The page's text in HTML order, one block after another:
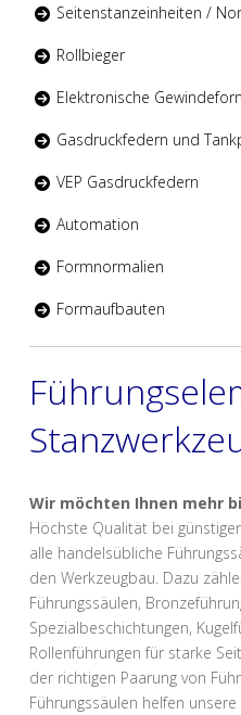
Seitenstanzeinheiten /
Rollbieger
Elektronische
Gasdruckfedern und
VEP Gasdruckfedern
Automation
Formnormalien
Formaufbauten
Wir möchten Ihnen mehr
Höchste Qualität bei
alle handelsübliche
den Werkzeugbau. Dazu
Führungssäulen,
Spezialbeschichtungen,
Rollenführungen für starke
der richtigen Paarung von
Führungssäulen helfen